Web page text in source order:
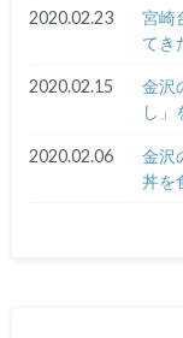
2020.02.23
宮崎
てき
2020.02.15
金沢
し」
2020.02.06
金沢
丼を